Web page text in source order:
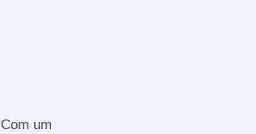
um